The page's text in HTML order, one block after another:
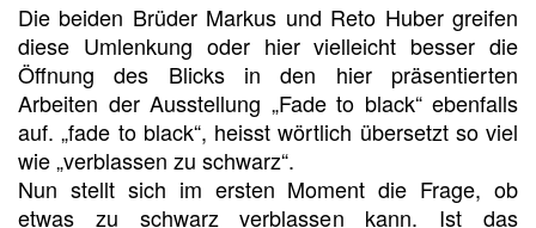
Die beiden Brüder Markus und Reto Huber greifen
diese Umlenkung oder hier vielleicht besser die
Öffnung des Blicks in den hier präsentierten
Arbeiten der Ausstellung „Fade to black“ ebenfalls
auf. „fade to black“, heisst wörtlich übersetzt so viel
wie „verblassen zu schwarz“.
Nun stellt sich im ersten Moment die Frage, ob
etwas zu schwarz verblassen kann. Ist das